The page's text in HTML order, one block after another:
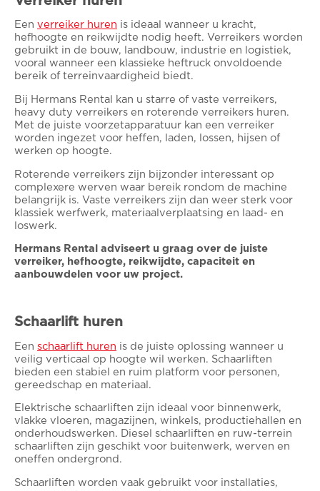
Een verreiker huren is ideaal wanneer u kracht,
hefhoogte en reikwijdte nodig heeft. Verreikers worden
gebruikt in de bouw, landbouw, industrie en logistiek,
vooral wanneer een klassieke heftruck onvoldoende
bereik of terreinvaardigheid biedt.
Bij Hermans Rental kan u starre of vaste verreikers,
heavy duty verreikers en roterende verreikers huren.
Met de juiste voorzetapparatuur kan een verreiker
worden ingezet voor heffen, laden, lossen, hijsen of
werken op hoogte.
Roterende verreikers zijn bijzonder interessant op
complexere werven waar bereik rondom de machine
belangrijk is. Vaste verreikers zijn dan weer sterk voor
klassiek werfwerk, materiaalverplaatsing en laad- en
loswerk.
Hermans Rental adviseert u graag over de juiste
verreiker, hefhoogte, reikwijdte, capaciteit en
aanbouwdelen voor uw project.
Schaarlift huren
Een schaarlift huren is de juiste oplossing wanneer u
veilig verticaal op hoogte wil werken. Schaarliften
bieden een stabiel en ruim platform voor personen,
gereedschap en materiaal.
Elektrische schaarliften zijn ideaal voor binnenwerk,
vlakke vloeren, magazijnen, winkels, productiehallen en
onderhoudswerken. Diesel schaarliften en ruw-terrein
schaarliften zijn geschikt voor buitenwerk, werven en
oneffen ondergrond.
Schaarliften worden vaak gebruikt voor installaties,